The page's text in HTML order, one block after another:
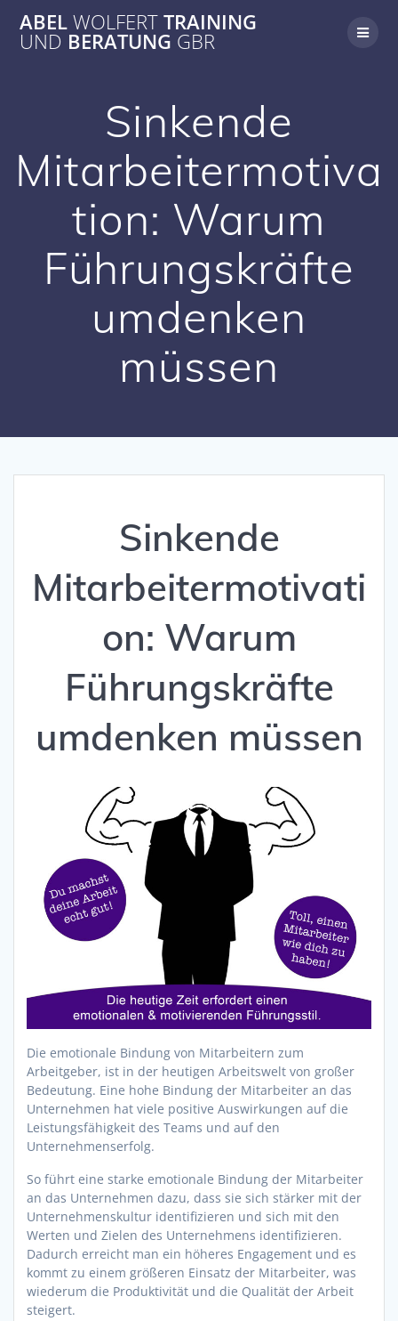
Inhalt
springen
ABELWOLFERTTRAINING
UND BERATUNG GBR
Sinkende
Mitarbeitermotiva
tion: Warum
Führungskräfte
umdenken
müssen
Sinkende
Mitarbeitermotivati
on: Warum
Führungskräfte
umdenken müssen
Die emotionale Bindung von Mitarbeitern zum
Arbeitgeber, ist in der heutigen Arbeitswelt von großer
Bedeutung. Eine hohe Bindung der Mitarbeiter an das
Unternehmen hat viele positive Auswirkungen auf die
Leistungsfähigkeit des Teams und auf den
Unternehmenserfolg.
So führt eine starke emotionale Bindung der Mitarbeiter
an das Unternehmen dazu, dass sie sich stärker mit der
Unternehmenskultur identifizieren und sich mit den
Werten und Zielen des Unternehmens identifizieren.
Dadurch erreicht man ein höheres Engagement und es
kommt zu einem größeren Einsatz der Mitarbeiter, was
wiederum die Produktivität und die Qualität der Arbeit
steigert.